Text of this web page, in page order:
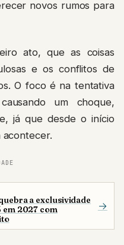
novos rumos para
ato, que as coisas
e os conflitos de
O foco é na tentativa
um choque,
já que desde o início
acontecer.
a exclusividade
em 2027 com
→